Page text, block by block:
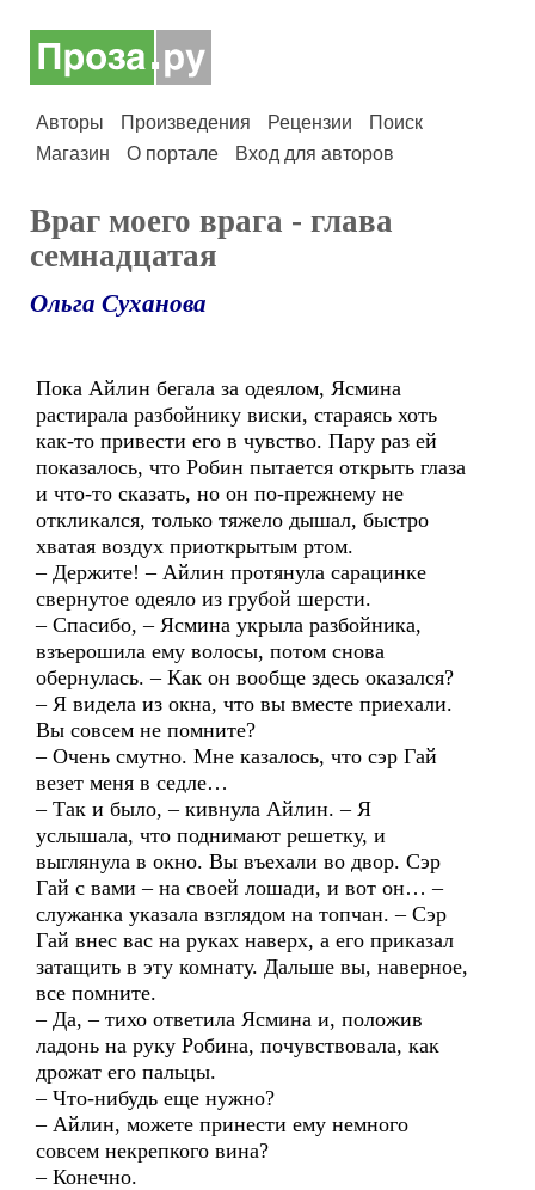
Авторы Произведения Рецензии
Поиск
Магазин
О портале Вход для авторов
Враг моего врага - глава
семнадцатая
Ольга Суханова
Пока Айлин бегала за одеялом, Ясмина
растирала разбойнику виски, стараясь хоть
как-то привести его в чувство. Пару раз ей
показалось, что Робин пытается открыть глаза
и что-то сказать, но он по-прежнему не
откликался, только тяжело дышал, быстро
хватая воздух приоткрытым ртом.
– Держите! – Айлин протянула сарацинке
свернутое одеяло из грубой шерсти.
– Спасибо, – Ясмина укрыла разбойника,
взъерошила ему волосы, потом снова
обернулась. – Как он вообще здесь оказался?
– Я видела из окна, что вы вместе приехали.
Вы совсем не помните?
– Очень смутно. Мне казалось, что сэр Гай
везет меня в седле…
– Так и было, – кивнула Айлин. – Я
услышала, что поднимают решетку, и
выглянула в окно. Вы въехали во двор. Сэр
Гай с вами – на своей лошади, и вот он… –
служанка указала взглядом на топчан. – Сэр
Гай внес вас на руках наверх, а его приказал
затащить в эту комнату. Дальше вы, наверное,
все помните.
– Да, – тихо ответила Ясмина и, положив
ладонь на руку Робина, почувствовала, как
дрожат его пальцы.
– Что-нибудь еще нужно?
– Айлин, можете принести ему немного
совсем некрепкого вина?
– Конечно.